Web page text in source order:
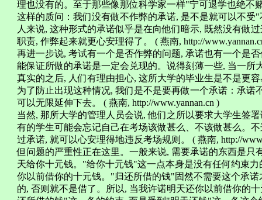
理也没有的。至于那些像那位科学家一样"宁可退学也绝不
这样的质问：我们没有做不作弊的承诺, 是不是就可以不
人来说, 这种形式的承诺似乎是在向他们暗示, 既然没有做
职责, 作弊起来就更心安理得了。 ( 燕南, http://
再进一步说, 考试有一个是否作弊的问题, 承诺也有一个是
能保证所做的承诺是一定会兑现的。说得刻薄一些, 当一所
真实的之后, 人们有理由担心, 这所大学的毕业生是不是更
为了防止出现这种情况, 我们是不是要再做一个承诺：承诺
可以无限延伸下去。 ( 燕南, http://www.yannan.cn )
当然, 那所大学的管理人员会说, 他们之所以要求大学生签
有的学生可能会忘记自己在考场该做甚么、不该做甚么。
过承诺, 就可以心安理得地违反考场规则。 ( 燕南, http://
但问题的严重性正在这里。一般来说, 需要承诺的东西是只
天给你十元钱。"给你十元钱"这一点本身是没有任何约束
你以前借你的十元钱。"归还所借的钱"固然不需要这个承
的, 否则就不是借了。所以, 当我许诺明天还你以前借你的